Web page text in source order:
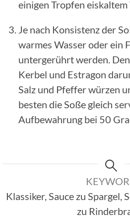
einigen Tropfen
Je nach Konsistenz der
warmes Wasser oder ein
untergerührt werden.
Kerbel und Estragon
Salz und Pfeffer würzen
besten die Soße gleich
Aufbewahrung bei 50
Klassiker, Sauce zu Spargel,
zu